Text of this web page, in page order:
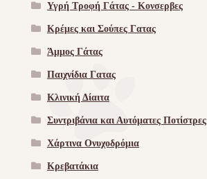
Υγρή Τροφή Γάτας - Kονσερβες
Κρέμες και Σούπες Γατας
Άμμος Γάτας
Παιχνίδια Γατας
Κλινική Δίαιτα
Συντριβάνια και Αυτόματες Ποτίστρες
Χάρτινα Ονυχοδρόμια
Κρεβατάκια